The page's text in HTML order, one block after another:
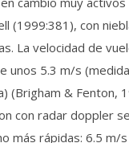
(1999:381), con
La velocidad de
unos 5.3 m/s
(Brigham & Fenton,
con radar doppler
más rápidas: 6.5 m/